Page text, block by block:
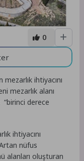
0
ihtiyacını
mezarlık alanı
derece
ihtiyacını
nüfus
alanları oluşturan